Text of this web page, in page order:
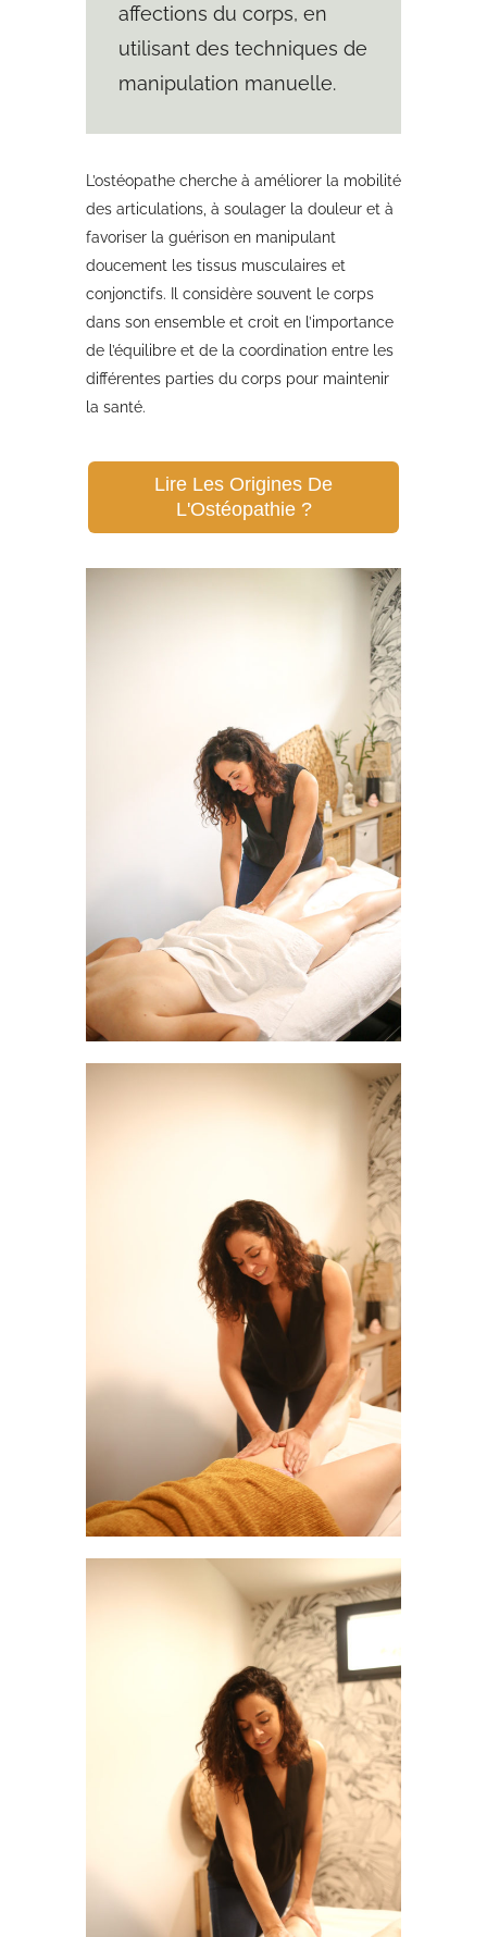
affections du corps, en
utilisant des techniques de
manipulation manuelle.
L’ostéopathe cherche à améliorer la mobilité
des articulations, à soulager la douleur et à
favoriser la guérison en manipulant
doucement les tissus musculaires et
conjonctifs. Il considère souvent le corps
dans son ensemble et croit en l’importance
de l’équilibre et de la coordination entre les
différentes parties du corps pour maintenir
la santé.
Lire Les Origines De
L'Ostéopathie ?